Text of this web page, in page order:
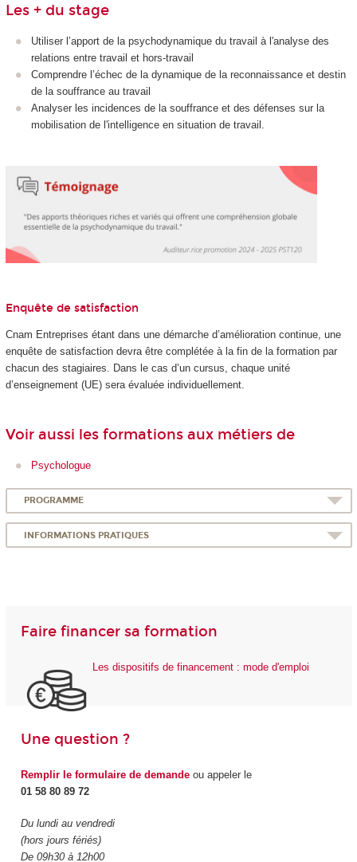
Les + du stage
Utiliser l’apport de la psychodynamique du travail à l'analyse des
relations entre travail et hors-travail
Comprendre l’échec de la dynamique de la reconnaissance et destin
de la souffrance au travail
Analyser les incidences de la souffrance et des défenses sur la
mobilisation de l'intelligence en situation de travail.
Enquête de satisfaction
Cnam Entreprises étant dans une démarche d’amélioration continue, une
enquête de satisfaction devra être complétée à la fin de la formation par
chacun des stagiaires. Dans le cas d’un cursus, chaque unité
d’enseignement (UE) sera évaluée individuellement.
Voir aussi les formations aux métiers de
Psychologue
PROGRAMME
INFORMATIONS PRATIQUES
Faire financer sa formation
Les dispositifs de financement : mode d'emploi
Une question ?
Remplir le formulaire de demandeou appeler le
01 58 80 89 72
Du lundi au vendredi
(hors jours fériés)
De 09h30 à 12h00